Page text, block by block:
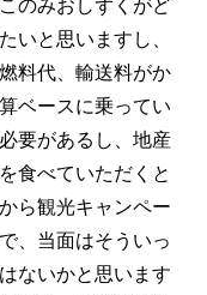
のみおしずくがど
いと思いますし、
料代、輸送料がか
ベースに乗ってい
要があるし、地産
食べていただくと
ら観光キャンペー
、当面はそういっ
ないかと思います